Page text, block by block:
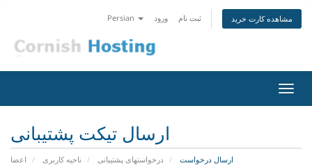
Persian ورود ثبت نام مشاهده کارت خرید
تغییر
ارسال تیکت پشتیبانی
اعضا ناحیه کاربری درخواستهای پشتیبانی ارسال درخواست